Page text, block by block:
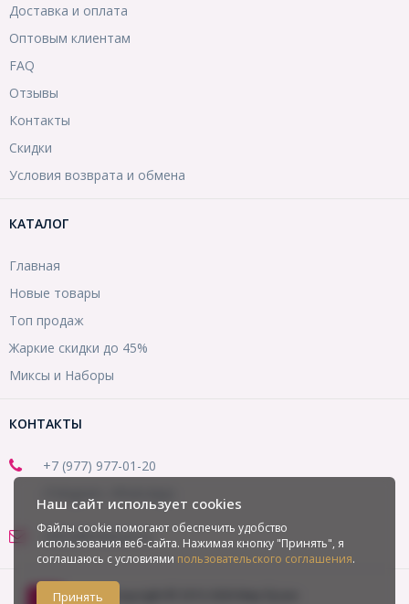
Доставка и оплата
Оптовым клиентам
FAQ
Отзывы
Контакты
Скидки
Условия возврата и обмена
КАТАЛОГ
Главная
Новые товары
Топ продаж
Жаркие скидки до 45%
Миксы и Наборы
КОНТАКТЫ
+7 (977) 977-01-20
office@mirbusin.ru
Наш сайт использует cookies
Файлы cookie помогают обеспечить удобство
использования веб-сайта. Нажимая кнопку "Принять", я
соглашаюсь с условиями пользовательского соглашения.
Принять